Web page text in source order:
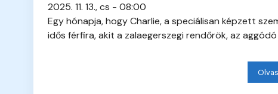
2025. 11. 13., cs - 08:00
Egy hónapja, hogy Charlie, a speciálisan képzett
idős férfira, akit a zalaegerszegi rendőrök, az